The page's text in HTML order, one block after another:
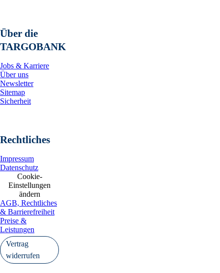
Über die
TARGOBANK
Jobs & Karriere
Über uns
Newsletter
Sitemap
Sicherheit
Rechtliches
Impressum
Datenschutz
Cookie-
Einstellungen
ändern
AGB, Rechtliches
& Barrierefreiheit
Preise &
Leistungen
Vertrag
widerrufen